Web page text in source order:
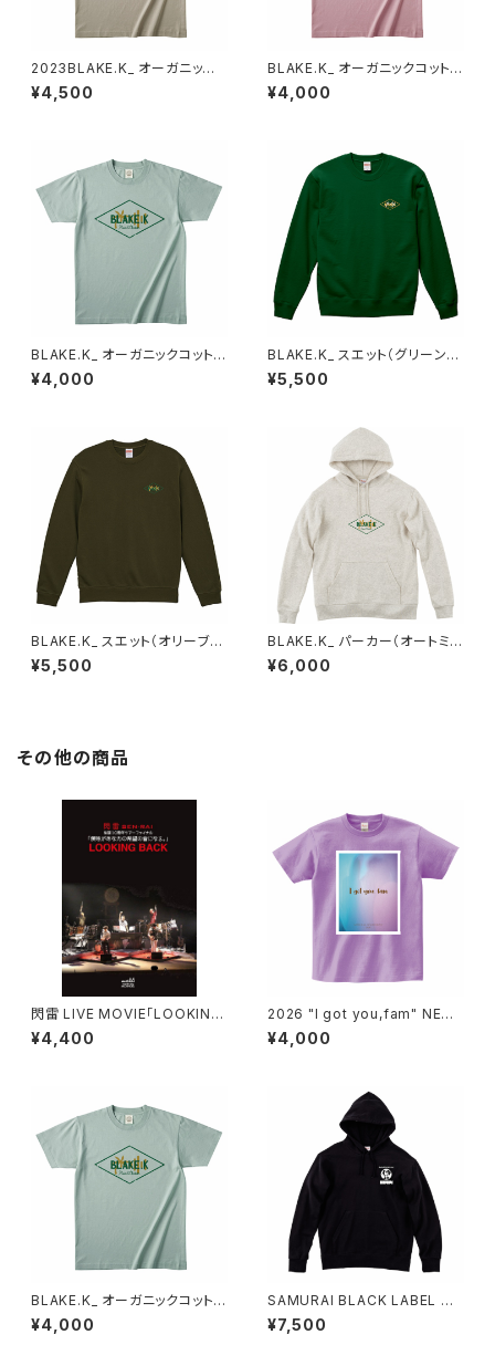
2023BLAKE.K_ オーガニック
コットンT（ミルキーグレー）XXL
¥4,500
BLAKE.K_ オーガニックコットン
T（ダスティピンク）XL
¥4,000
BLAKE.K_ オーガニックコットン
T（シャロウグリーン）XL
¥4,000
BLAKE.K_ スエット（グリーン）X
L
¥5,500
BLAKE.K_ スエット（オリーブ）X
L
¥5,500
BLAKE.K_ パーカー（オートミ
ール）XL
¥6,000
その他の商品
閃雷 LIVE MOVIE「LOOKING
BACK」2015/12/6 美里町文化
会館
¥4,400
2026 "I got you,fam" NEW
VISUAL T（light purple）
¥4,000
BLAKE.K_ オーガニックコットン
T（シャロウグリーン）XL
¥4,000
SAMURAI BLACK LABEL パ
ーカー
¥7,500